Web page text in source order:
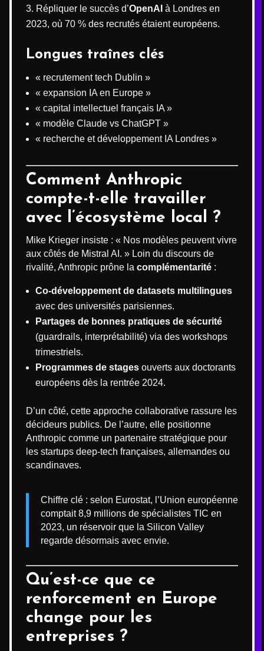
Répliquer le succès d’OpenAI à Londres en
2023, où 70 % des recrutés étaient européens.
Longues traînes clés
« recrutement tech Dublin »
« expansion IA en Europe »
« capital intellectuel français IA »
« modèle Claude vs ChatGPT »
« recherche et développement IA Londres »
Comment Anthropic
compte-t-elle travailler
avec l’écosystème local ?
Mike Krieger insiste : « Nos modèles peuvent vivre
aux côtés de Mistral AI. » Loin du discours de
rivalité, Anthropic prône la complémentarité :
Co-développement de datasets multilingues
avec des universités parisiennes.
Partages de bonnes pratiques de sécurité
(guardrails, interprétabilité) via des workshops
trimestriels.
Programmes de stages ouverts aux doctorants
européens dès la rentrée 2024.
D’un côté, cette approche collaborative rassure les
décideurs publics. De l’autre, elle positionne
Anthropic comme un partenaire stratégique pour
les startups deep-tech françaises, allemandes ou
scandinaves.
Chiffre clé : selon Eurostat, l’Union européenne
comptait 8,9 millions de spécialistes TIC en
2023, un réservoir que la Silicon Valley
regarde désormais avec envie.
Qu’est-ce que ce
renforcement en Europe
change pour les
entreprises ?